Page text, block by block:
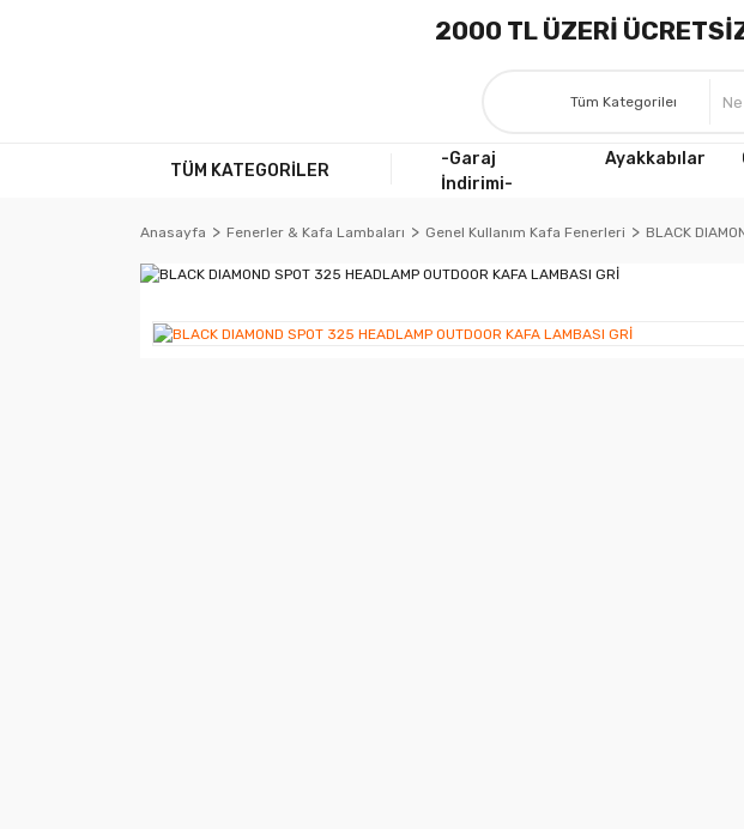
2000 TL ÜZERİ
TÜM KATEGORİLER
-Garaj
İndirimi-
Ayakkabılar
Anasayfa Fenerler & Kafa Lambaları Genel Kullanım Kafa Fenerleri BLACK